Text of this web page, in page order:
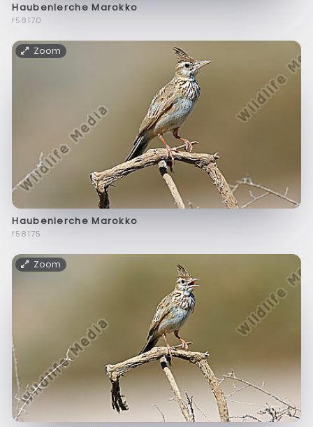
Haubenlerche Marokko
f58170
Zoom
Haubenlerche Marokko
f58175
Zoom